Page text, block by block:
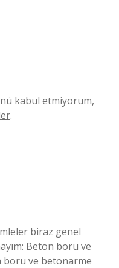
kabul etmiyorum,
.
biraz genel
Beton boru ve
ve betonarme